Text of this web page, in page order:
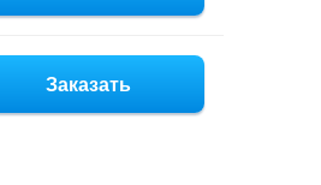
Заказать